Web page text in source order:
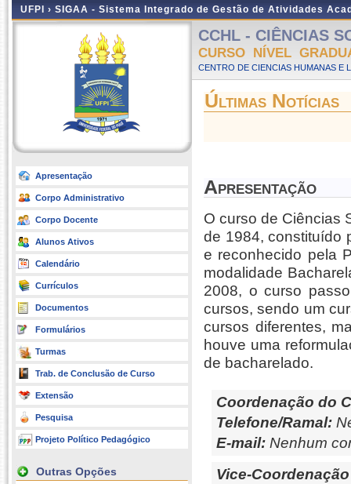
UFPI › SIGAA - Sistema Integrado de Gestão de Atividades
Apresentação
Corpo Administrativo
Corpo Docente
Alunos Ativos
Calendário
Currículos
Documentos
Formulários
Turmas
Trab. de Conclusão de Curso
Extensão
Pesquisa
Projeto Político Pedagógico
Outras Opções
CCHL - CIÊNCIAS
CURSO NÍVEL
CENTRO DE CIENCIAS HUMANAS E
Últimas Notícias
Apresentação
O curso de Ciências
de 1984, constituído
e reconhecido pela
modalidade
2008, o curso
cursos, sendo um
cursos diferentes,
houve uma
de bacharelado.
Coordenação do
Telefone/Ramal:
E-mail: Nenhum
Vice-